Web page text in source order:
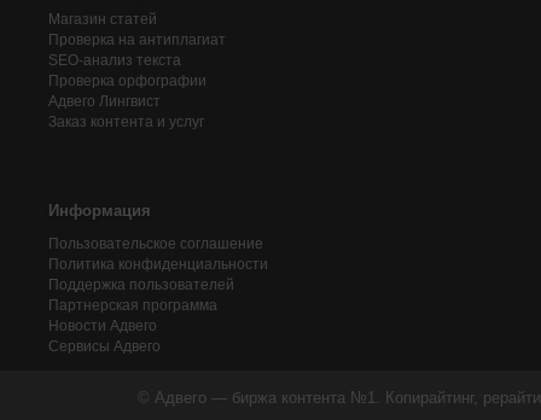
Магазин статей
Проверка на антиплагиат
SEO-анализ текста
Проверка орфографии
Адвего Лингвист
Заказ контента и услуг
Информация
Пользовательское соглашение
Политика конфиденциальности
Поддержка пользователей
Партнерская программа
Новости Адвего
Сервисы Адвего
© Адвего — биржа контента №1. Копирайтинг,